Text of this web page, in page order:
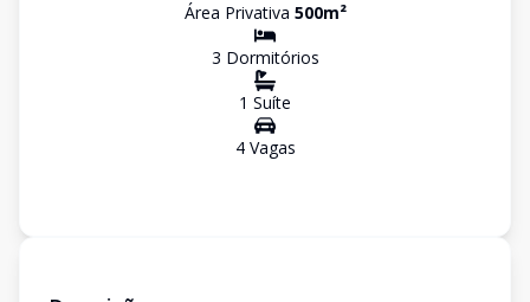
Área Privativa 500m²
3 Dormitórios
1 Suíte
4Vagas